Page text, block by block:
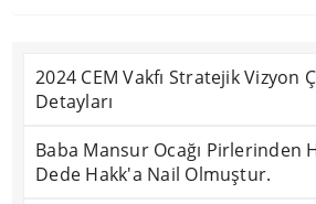
2024 CEM Vakfı Stratejik Vizyon
Detayları
Baba Mansur Ocağı Pirlerinden
Dede Hakk'a Nail Olmuştur.